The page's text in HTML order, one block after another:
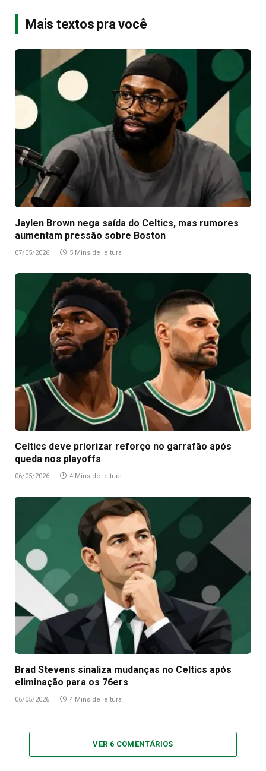
Mais textos pra você
Jaylen Brown nega saída do Celtics, mas rumores
aumentam pressão sobre Boston
07/05/2026 5 Mins de leitura
Celtics deve priorizar reforço no garrafão após
queda nos playoffs
06/05/2026 4 Mins de leitura
Brad Stevens sinaliza mudanças no Celtics após
eliminação para os 76ers
06/05/2026 4 Mins de leitura
VER 6 COMENTÁRIOS